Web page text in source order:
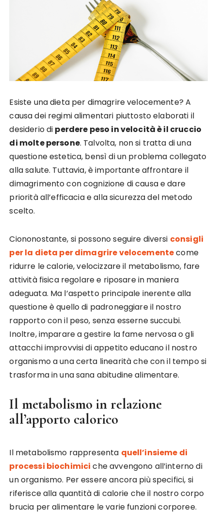
Esiste una dieta per dimagrire velocemente? A
causa dei regimi alimentari piuttosto elaborati il
desiderio di perdere peso in velocità è il cruccio
di molte persone. Talvolta, non si tratta di una
questione estetica, bensì di un problema collegato
alla salute. Tuttavia, è importante affrontare il
dimagrimento con cognizione di causa e dare
priorità all’efficacia e alla sicurezza del metodo
scelto.
Ciononostante, si possono seguire diversi consigli
per la dieta per dimagrire velocementecome
ridurre le calorie, velocizzare il metabolismo, fare
attività fisica regolare e riposare in maniera
adeguata. Ma l’aspetto principale inerente alla
questione è quello di padroneggiare il nostro
rapporto con il peso, senza esserne succubi.
Inoltre, imparare a gestire la fame nervosa o gli
attacchi improvvisi di appetito educano il nostro
organismo a una certa linearità che con il tempo si
trasforma in una sana abitudine alimentare.
Il metabolismo in relazione
all’apporto calorico
Il metabolismo rappresenta quell’insieme di
processi biochimici che avvengono all’interno di
un organismo. Per essere ancora più specifici, si
riferisce alla quantità di calorie che il nostro corpo
brucia per alimentare le varie funzioni corporee.